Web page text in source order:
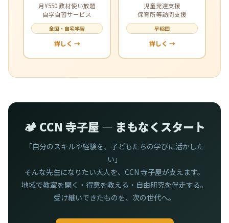
月¥550 教材使い放題
自学自習サービス
全国・自宅学習
詳しく →
児童発達支援
保育所等訪問支援
早稲田
詳しく →
🏕️ CCN 寺子屋 — まもなくスタート
「自分のスキルや経験を、子どもたちの学びに活かした
い」
そんな先生になりたい大人を、CCN 寺子屋が支えます。
地域で教室を開く・得意を教える・自由研究を伴走する。
受け継いできたものを、次の世代へ。